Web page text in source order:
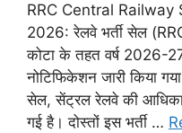
RRC Central
2026: रेलवे भर्ती सेल
कोटा के तहत वर्ष 2026-
नोटिफिकेशन जारी किया
सेल, सेंट्रल रेलवे की
गई है। दोस्तों इस भर्ती …